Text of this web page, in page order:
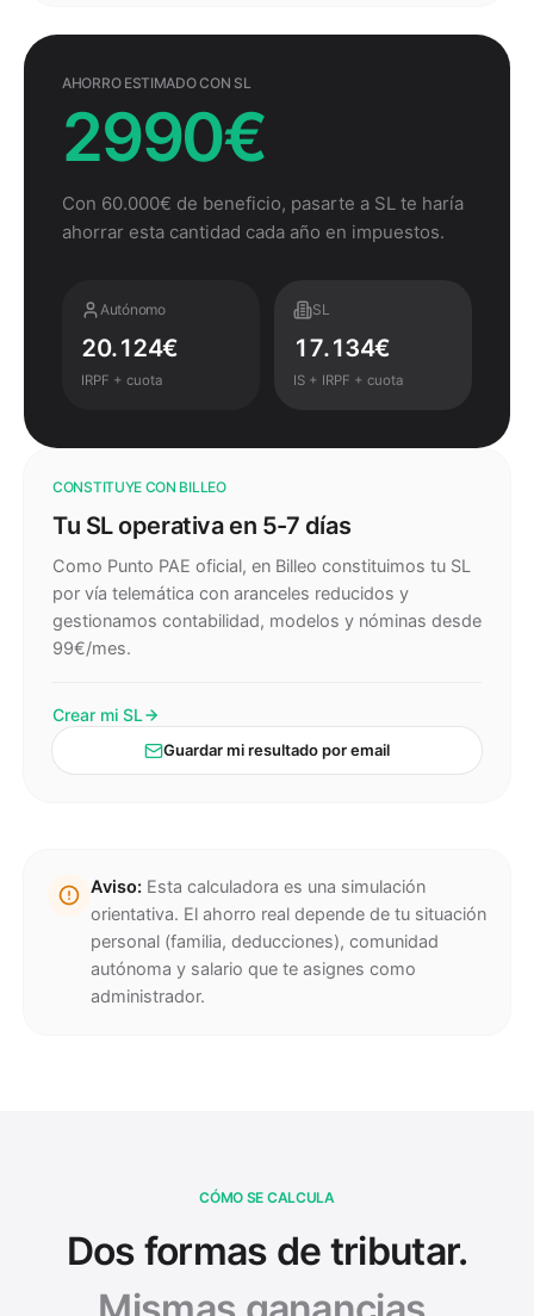
AHORRO ESTIMADO CON SL
2990€
Con 60.000€ de beneficio, pasarte a SL te haría
ahorrar esta cantidad cada año en impuestos.
Autónomo
20.124€
IRPF + cuota
SL
17.134€
IS + IRPF + cuota
CONSTITUYE CON BILLEO
Tu SL operativa en 5-7 días
Como Punto PAE oficial, en Billeo constituimos tu SL
por vía telemática con aranceles reducidos y
gestionamos contabilidad, modelos y nóminas desde
99€/mes.
Crear mi SL
Guardar mi resultado por email
Aviso: Esta calculadora es una simulación
orientativa. El ahorro real depende de tu situación
personal (familia, deducciones), comunidad
autónoma y salario que te asignes como
administrador.
CÓMO SE CALCULA
Dos formas de tributar.